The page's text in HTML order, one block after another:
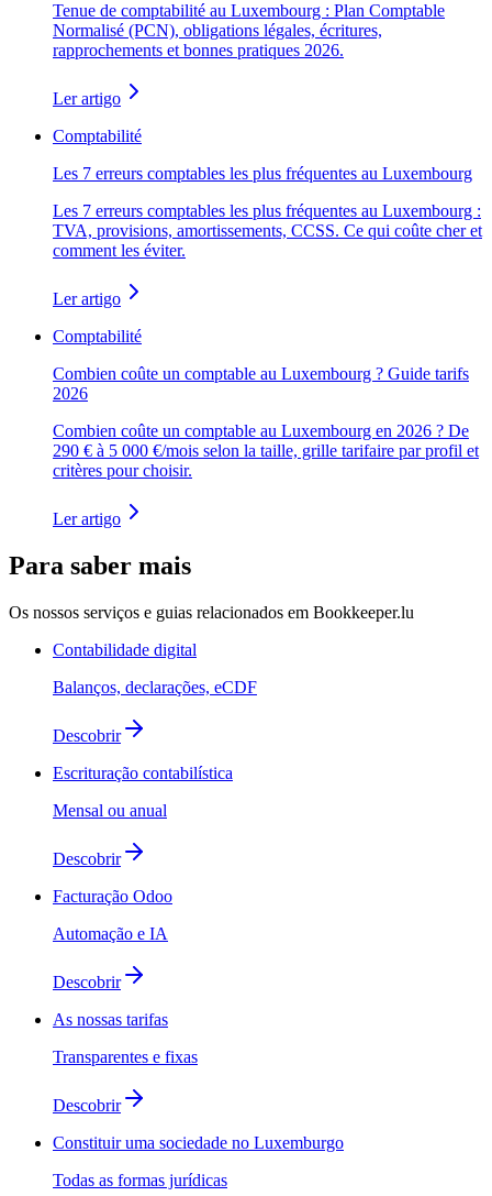
Tenue de comptabilité au Luxembourg : Plan Comptable
Normalisé (PCN), obligations légales, écritures,
rapprochements et bonnes pratiques 2026.
Ler artigo
Comptabilité
Les 7 erreurs comptables les plus fréquentes au Luxembourg
Les 7 erreurs comptables les plus fréquentes au Luxembourg :
TVA, provisions, amortissements, CCSS. Ce qui coûte cher et
comment les éviter.
Ler artigo
Comptabilité
Combien coûte un comptable au Luxembourg ? Guide tarifs
2026
Combien coûte un comptable au Luxembourg en 2026 ? De
290 € à 5 000 €/mois selon la taille, grille tarifaire par profil et
critères pour choisir.
Ler artigo
Para saber mais
Os nossos serviços e guias relacionados em Bookkeeper.lu
Contabilidade digital
Balanços, declarações, eCDF
Descobrir
Escrituração contabilística
Mensal ou anual
Descobrir
Facturação Odoo
Automação e IA
Descobrir
As nossas tarifas
Transparentes e fixas
Descobrir
Constituir uma sociedade no Luxemburgo
Todas as formas jurídicas